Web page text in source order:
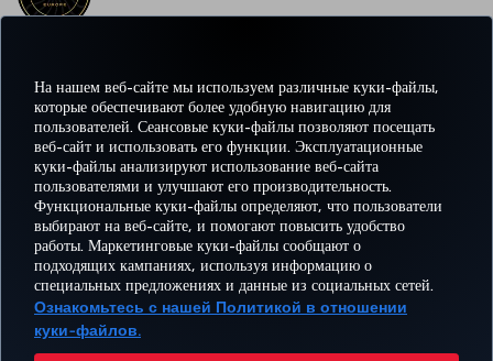
На нашем веб-сайте мы используем различные куки-файлы,
которые обеспечивают более удобную навигацию для
пользователей. Сеансовые куки-файлы позволяют посещать
веб-сайт и использовать его функции. Эксплуатационные
куки-файлы анализируют использование веб-сайта
пользователями и улучшают его производительность.
Функциональные куки-файлы определяют, что пользователи
выбирают на веб-сайте, и помогают повысить удобство
работы. Маркетинговые куки-файлы сообщают о
подходящих кампаниях, используя информацию о
специальных предложениях и данные из социальных сетей.
Ознакомьтесь с нашей Политикой в отношении
куки-файлов.
ЛУЧШИЙ WI-FI В ЕВРОПЕ
Facebook
TwitterInstagram
YouTubeLinkedIn
TikTokБлогPinterest
БРОНИРУЙТЕ И
УПРАВЛЯЙТЕ
БРОНИРОВАНИЕМ
ВПЕЧАТЛЕНИЕ
ПРЕДЛОЖЕНИЯ
И
НАПРАВЛЕНИЯ